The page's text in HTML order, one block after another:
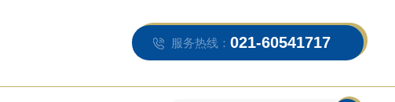
服务热线： 021-60541717